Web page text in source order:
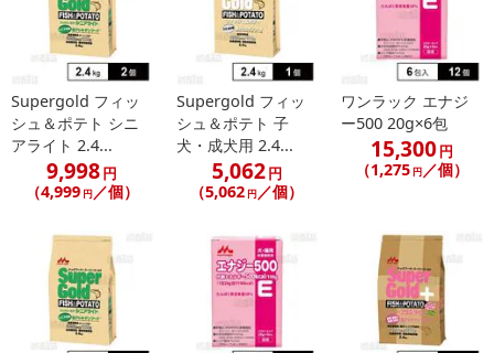
注意事項
【キャンセルについて】
※お申込み後のキャンセルはお受けできません。
記載されている内容を必ずご確認いただき、お届けする商品セット
※パッケージ変更や商品リニューアル(成分など含む)等により、参考
の掲載画像や画像内のバーコードなど、お届け商品と多少異なる場
合がございます。
また、[新たな加工食品の原料原産地表示制度]の経過措置期間の終
了により、商品詳細内に記載の原産国・原材料の表記が旧表記の場
Supergold フィッ
シュ＆ポテト シニ
アライト 2.4...
9,998円
（4,999 円／個）
Supergold フィッ
シュ＆ポテト 子
犬・成犬用 2.4...
5,062円
（5,062 円／個）
ワンラック エナジ
ー500 20g×6包
15,300円
（1,275 円／個）